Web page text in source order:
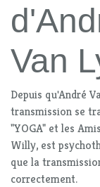
Van
Depuis qu'André
transmission se
"YOGA" et les
Willy, est
que la
correctement.